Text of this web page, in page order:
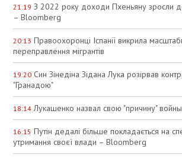
21:19 З 2022 року доходи Пхеньяну зросли
– Bloomberg
20:13 Правоохоронці Іспанії викрила
переправлення мігрантів
19:20 Син Зінедіна Зідана Лука розірвав
"Гранадою"
18:14 Лукашенко назвал свою "причину"
16:15 Путін дедалі більше покладається на
утримання своєї влади – Bloomberg